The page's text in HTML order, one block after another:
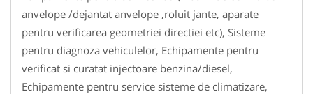
anvelope /dejantat anvelope ,roluit jante, aparate
pentru verificarea geometriei directiei etc), Sisteme
pentru diagnoza vehiculelor, Echipamente pentru
verificat si curatat injectoare benzina/diesel,
Echipamente pentru service sisteme de climatizare,